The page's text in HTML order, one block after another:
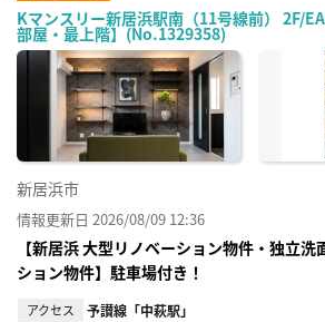
Kマンスリー新居浜駅南（11号線前） 2F/
部屋・最上階】(No.1329358)
新居浜市
情報更新日 2026/08/09 12:36
【新居浜 大型リノベーション物件・独立
ション物件】駐車場付き！
アクセス 予讃線「中萩駅」